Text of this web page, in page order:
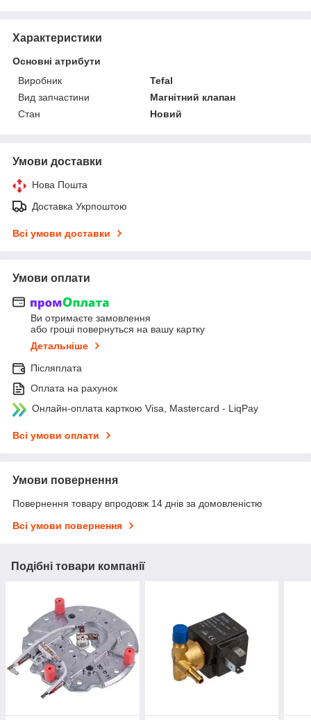
Характеристики
Основні атрибути
Виробник
Tefal
Вид запчастини
Магнітний клапан
Стан
Новий
Умови доставки
Нова Пошта
Доставка Укрпоштою
Всі умови доставки
Умови оплати
Ви отримаєте замовлення
або гроші повернуться на вашу картку
Детальніше
Післяплата
Оплата на рахунок
Онлайн-оплата карткою Visa, Mastercard - LiqPay
Всі умови оплати
Умови повернення
Повернення товару впродовж 14 днів за домовленістю
Всі умови повернення
Подібні товари компанії